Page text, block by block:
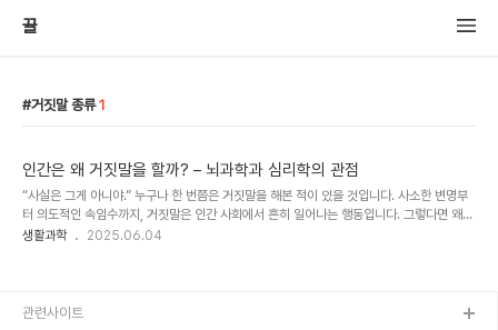
뀰
거짓말 종류 1
인간은 왜 거짓말을 할까? – 뇌과학과 심리학의 관점
“사실은 그게 아니야.” 누구나 한 번쯤은 거짓말을 해본 적이 있을 것입니다. 사소한 변명부
터 의도적인 속임수까지, 거짓말은 인간 사회에서 흔히 일어나는 행동입니다. 그렇다면 왜
우리는 거짓말을 할까요? 단순히 도덕의 문제로만 볼 수 있을까요? 이번 글에서는 인간이 왜
침팬지는 경쟁자가 보지 않는 틈을 타 음식을 숨기거나, 일부 까마귀는 다른 새가 자신을 보
생활과학 2025.06.04
관련사이트